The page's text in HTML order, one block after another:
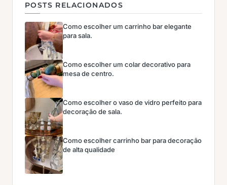
POSTS RELACIONADOS
Como escolher um carrinho bar elegante
para sala.
Como escolher um colar decorativo para
mesa de centro.
Como escolher o vaso de vidro perfeito para
decoração de sala.
Como escolher carrinho bar para decoração
de alta qualidade